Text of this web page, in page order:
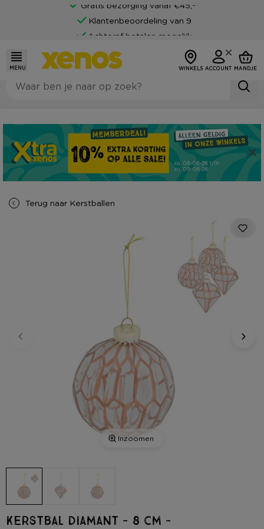
Gratis bezorging vanaf €45,-*
Klantenbeoordeling van 9
Achteraf betalen mogelijk
MENU WINKELS ACCOUNT MANDJE
Terug naar Kerstballen
Inzoomen
Kerstbal diamant - 8 cm -